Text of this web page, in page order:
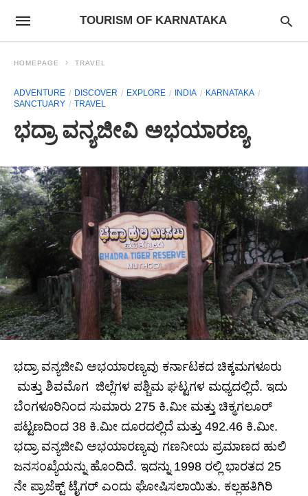
TOURISM OF KARNATAKA
HOMEPAGE TRAVEL
ADVENTURE DISCOVER EXPLORE INDIA
KARNATAKA
SANCTUARY
TRAVEL
ಭದ್ರಾ ವನ್ಯಜೀವಿ ಅಭಯಾರಣ್ಯ
ಭದ್ರಾ ವನ್ಯಜೀವಿ ಅಭಯಾರಣ್ಯವು ಕರ್ನಾಟಕದ ಚಿಕ್ಕಮಗಳೂರು
ಮತ್ತು ಶಿವಮೊಗ ಜಿಲ್ಲೆಗಳ ಪಶ್ಚಿಮ ಘಟ್ಟಗಳ ಮಧ್ಯದಲ್ಲಿದೆ. ಇದು
ಬೆಂಗಳೂರಿನಿಂದ ಸುಮಾರು 275 ಕಿ.ಮೀ ಮತ್ತು ಚಿಕ್ಮಗಲೂರ್
ಪಟ್ಟಣದಿಂದ 38 ಕಿ.ಮೀ ದೂರದಲ್ಲಿದೆ ಮತ್ತು 492.46 ಕಿ.ಮೀ.
ಭದ್ರಾ ವನ್ಯಜೀವಿ ಅಭಯಾರಣ್ಯವು ಗಣನೀಯ ಪ್ರಮಾಣದ ಹುಲಿ
ಜನಸಂಖ್ಯೆಯನ್ನು ಹೊಂದಿದೆ. ಇದನ್ನು 1998 ರಲ್ಲಿ ಭಾರತದ 25
ನೇ ಪ್ರಾಜೆಕ್ಟ್ ಟೈಗರ್ ಎಂದು ಘೋಷಿಸಲಾಯಿತು. ಕಲ್ಲಹತಿಗಿರಿ